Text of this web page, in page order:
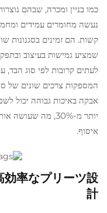
כמו בניין ומכרה, שבהם
נעשה מחומרים עמידים
קשות. הם זמינים בסגנונות
שמציע גמישות בעיצוב
לעתים קרובות לפי סוג הבד,
המספקות צרכים שונים של
אבקה באיכות גבוהה יכול
יותר מ-30%, מה שעושה אותם בלתי נפרדים ב
איסוף.
効率なプリーツ設
計